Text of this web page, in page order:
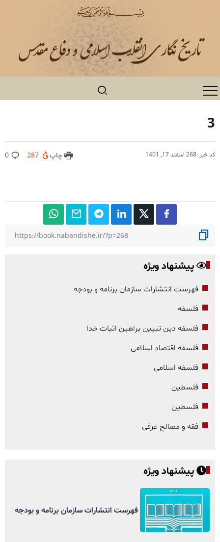
3
کد خبر :268 اسفند 17, 1401 چاپ 287
0
پیشنهاد ویژه
فهرست انتشارات سازمان برنامه و بودجه
فلسفه
فلسفه دین تبیین براهین اثبات خدا
فلسفه اقتصاد اسلامی
فلسفه اسلامی
فلسطین
فلسطین
فقه و مصالح عرفی
پیشنهاد ویژه
فهرست انتشارات سازمان برنامه و بودجه